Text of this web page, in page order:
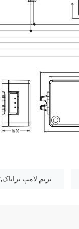
تریم لامپ ترایاک,dimmer ترایک برای روشنایی رهبری